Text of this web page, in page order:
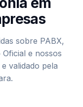
sobre PABX,
e nossos
validado pela